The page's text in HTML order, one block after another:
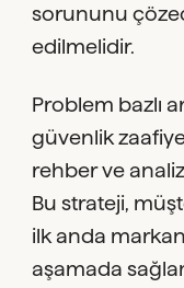
sorununu
edilmelidir.
Problem bazlı
güvenlik
rehber ve
Bu strateji,
ilk anda
aşamada